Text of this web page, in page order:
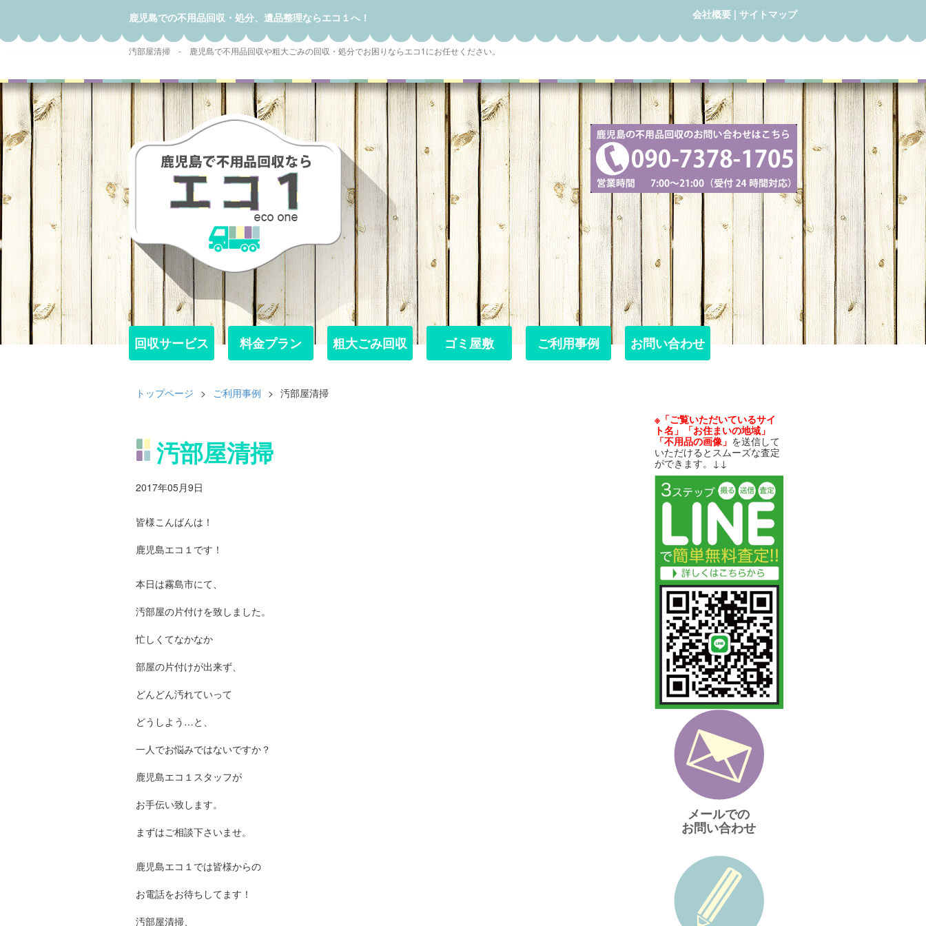
鹿児島での不用品回収・処分、遺品整理ならエコ１へ！ 会社概要 | サイトマップ
汚部屋清掃 - 鹿児島で不用品回収や粗大ごみの回収・処分でお困りならエコ1にお任せください。
回収サービス
回収サービス 料金プラン
料金プラン 粗大ごみ回収
粗大ごみ回収 ゴミ屋敷
ゴミ屋敷 ご利用事例
ご利用事例 お問い合わせ
お問い合わせ
トップページ > ご利用事例 > 汚部屋清掃
汚部屋清掃
2017年05月9日
皆様こんばんは！
鹿児島エコ１です！
本日は霧島市にて、
汚部屋の片付けを致しました。
忙しくてなかなか
部屋の片付けが出来ず、
どんどん汚れていって
どうしよう…と、
一人でお悩みではないですか？
鹿児島エコ１スタッフが
お手伝い致します。
まずはご相談下さいませ。
鹿児島エコ１では皆様からの
お電話をお待ちしてます！
汚部屋清掃、
※「ご覧いただいているサイ
ト名」「お住まいの地域」
「不用品の画像」 を送信して
いただけるとスムーズな査定
ができます。↓↓
メールでの
お問い合わせ